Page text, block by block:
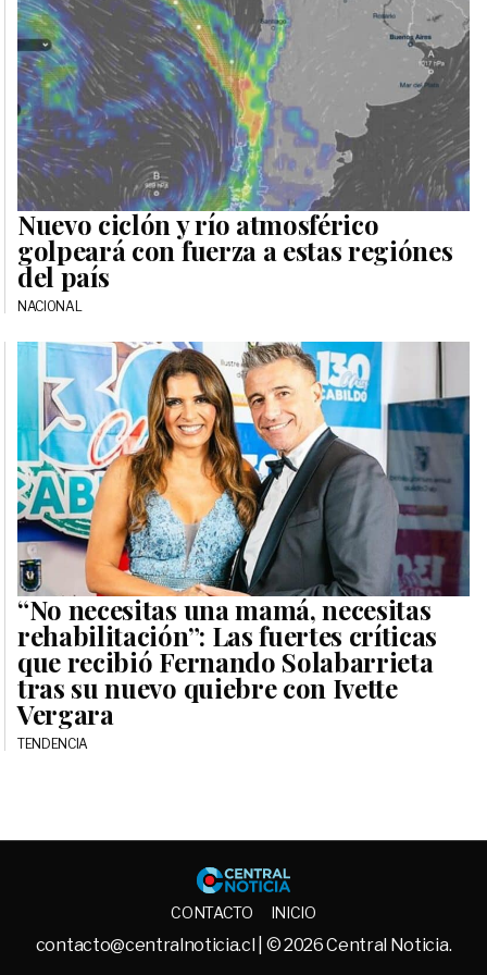
Nuevo ciclón y río atmosférico
golpeará con fuerza a estas regiónes
del país
NACIONAL
“No necesitas una mamá, necesitas
rehabilitación”: Las fuertes críticas
que recibió Fernando Solabarrieta
tras su nuevo quiebre con Ivette
Vergara
TENDENCIA
Central
CONTACTO INICIO
contacto@centralnoticia.cl | © 2026 Central Noticia.